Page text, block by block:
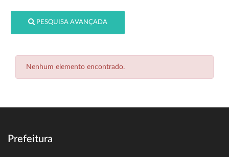
PESQUISA AVANÇADA
Nenhum elemento encontrado.
Prefeitura